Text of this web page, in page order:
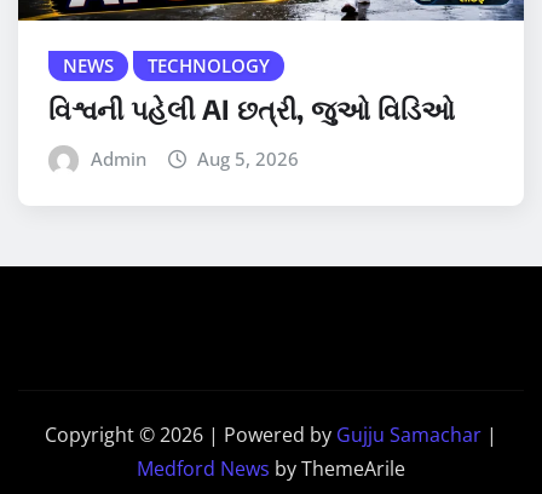
NEWS TECHNOLOGY
વિશ્વની પહેલી AI છત્રી, જુઓ વિડિઓ
Admin Aug 5, 2026
Copyright © 2026 | Powered by Gujju Samachar |
Medford News by ThemeArile